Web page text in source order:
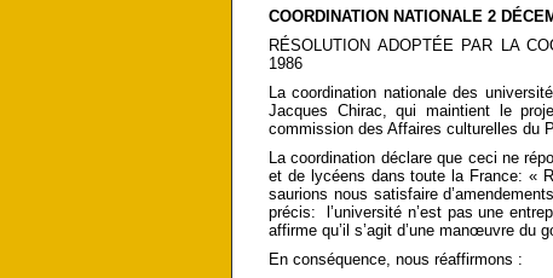
COORDINATION NATIONALE 2
RÉSOLUTION ADOPTÉE PAR LA
1986
La coordination nationale des
Jacques Chirac, qui maintient le
commission des Affaires culturelles du
La coordination déclare que ceci ne
et de lycéens dans toute la France: «
saurions nous satisfaire
précis: l’université n’est pas une
affirme qu’il s’agit d’une manœuvre du
En conséquence, nous réaffirmons :